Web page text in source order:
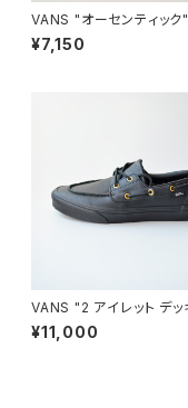
VANS "オーセンティック"
¥7,150
VANS "2 アイレット デッ
ーズ ボートシューズ"
¥11,000